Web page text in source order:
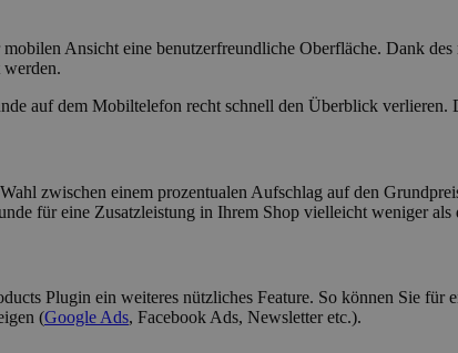
Ansicht eine benutzerfreundliche Oberfläche. Dank des
werden.
auf dem Mobiltelefon recht schnell den Überblick
zwischen einem prozentualen Aufschlag auf den
für eine Zusatzleistung in Ihrem Shop vielleicht weniger als
Plugin ein weiteres nützliches Feature. So können Sie
(Google Ads, Facebook Ads, Newsletter etc.).